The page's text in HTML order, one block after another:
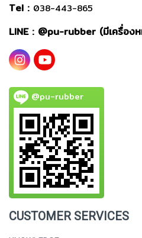
Tel : 038-443-865
LINE : @pu-rubber (มีเครื่องห
@pu-rubber
CUSTOMER SERVICES